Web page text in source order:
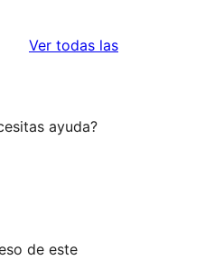
Ver todas lasvaloraciones
ayuda?
de este